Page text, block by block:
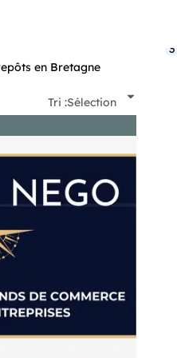
en Bretagne
3
Tri :Sélection